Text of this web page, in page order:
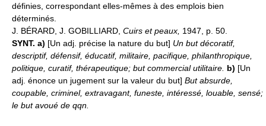
définies, correspondant elles-mêmes à des emplois bien
déterminés.
J. BÉRARD, J. GOBILLIARD, Cuirs et peaux, 1947, p. 50.
SYNT. a) [Un adj. précise la nature du but] Un but décoratif,
descriptif, défensif, éducatif, militaire, pacifique, philanthropique,
politique, curatif, thérapeutique; but commercial utilitaire. b) [Un
adj. énonce un jugement sur la valeur du but] But absurde,
coupable, criminel, extravagant, funeste, intéressé, louable, sensé;
le but avoué de qqn.